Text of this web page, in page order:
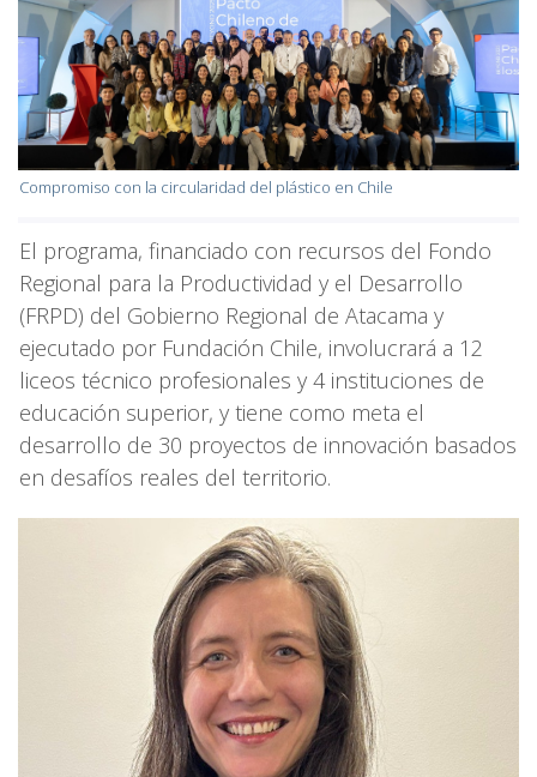
Compromiso con la circularidad del plástico en Chile
El programa, financiado con recursos del Fondo
Regional para la Productividad y el Desarrollo
(FRPD) del Gobierno Regional de Atacama y
ejecutado por Fundación Chile, involucrará a 12
liceos técnico profesionales y 4 instituciones de
educación superior, y tiene como meta el
desarrollo de 30 proyectos de innovación basados
en desafíos reales del territorio.